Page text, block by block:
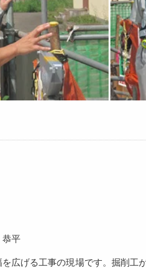
平
広げる工事の現場です。掘削工